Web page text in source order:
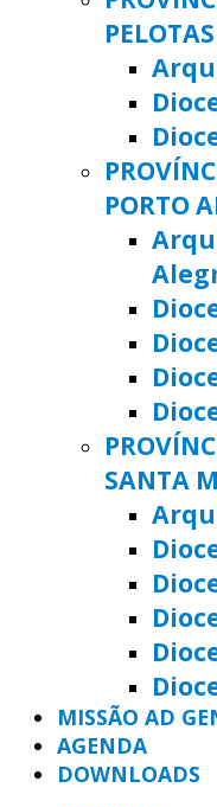
PELOTAS
PORTO
SANTA
MISSÃO AD
AGENDA
DOWNLOADS